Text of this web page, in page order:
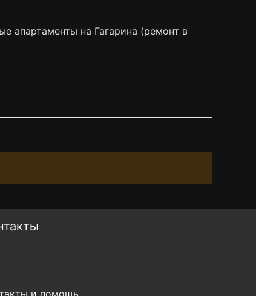
апартаменты на Гагарина (ремонт в
и помощь